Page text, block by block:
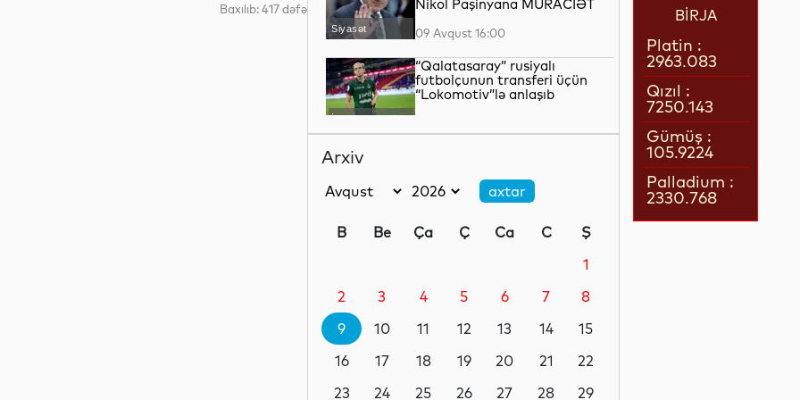
Baxılıb: 417 dəfə
Siyasət
Nikol Paşinyana MÜRACİƏT
09 Avqust 16:00
İdman
“Qalatasaray” rusiyalı
futbolçunun transferi üçün
“Lokomotiv”lə anlaşıb
məhsul götürülüb
Maraqlı
qanadlarının eni 7 metr olub
09 Avqust 14:50
İdman
Neymar yenidən Messi ilə
09 Avqust 14:35
Arxiv
B Be Ça Ç Ca C
Ş
1
2
3 4 5 6 7
8
9
10 11 12 13 14
15
16
17 18 19 20 21
22
23
24 25 26 27 28
29
BİRJA
Platin :
2963.083
Qızıl :
7250.143
Gümüş :
105.9224
Palladium :
2330.768